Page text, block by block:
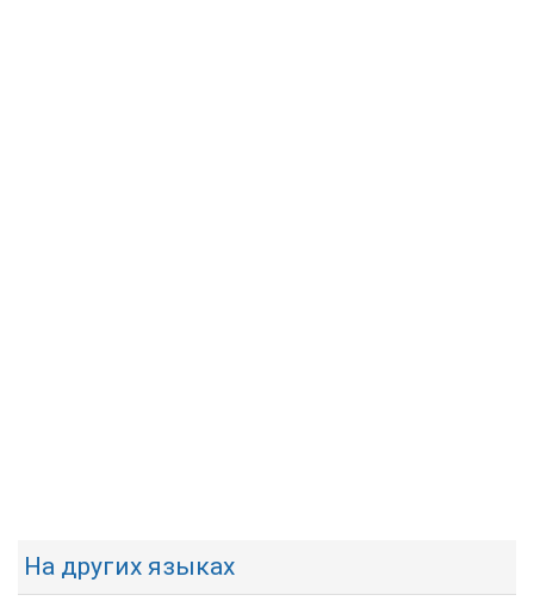
На других языках